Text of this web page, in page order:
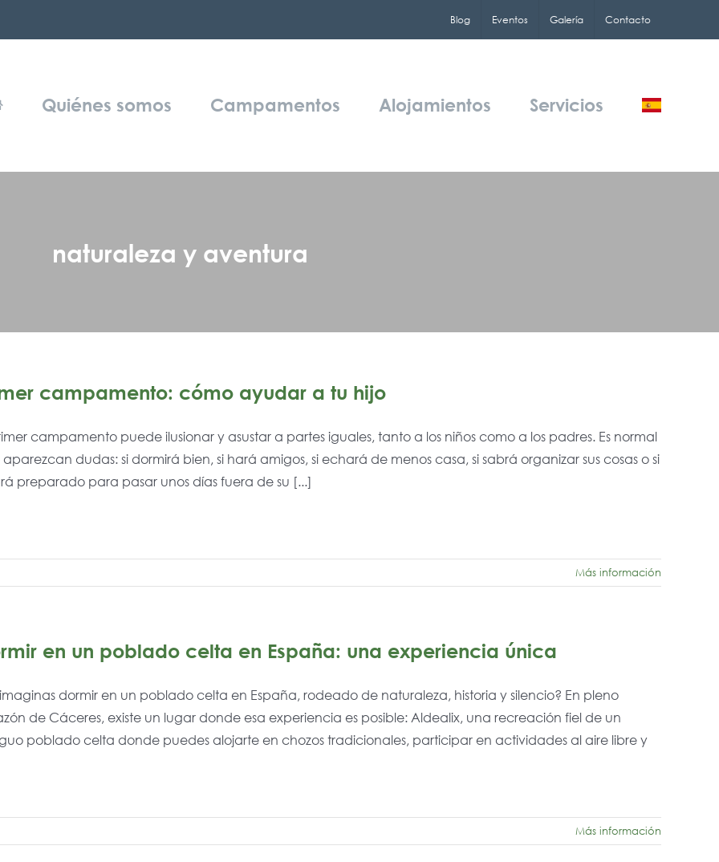
Blog Eventos Galería Contacto
Quiénes somos Campamentos Alojamientos Servicios
naturaleza y aventura
campamento: cómo ayudar a tu hijo
campamento puede ilusionar y asustar a partes iguales, tanto a los niños como a los padres. Es normal
dudas: si dormirá bien, si hará amigos, si echará de menos casa, si sabrá organizar sus cosas o si
preparado para pasar unos días fuera de su [...]
Más información
en un poblado celta en España: una experiencia única
imaginas dormir en un poblado celta en España, rodeado de naturaleza, historia y silencio? En pleno
de Cáceres, existe un lugar donde esa experiencia es posible: Aldealix, una recreación fiel de un
poblado celta donde puedes alojarte en chozos tradicionales, participar en actividades al aire libre y
Más información